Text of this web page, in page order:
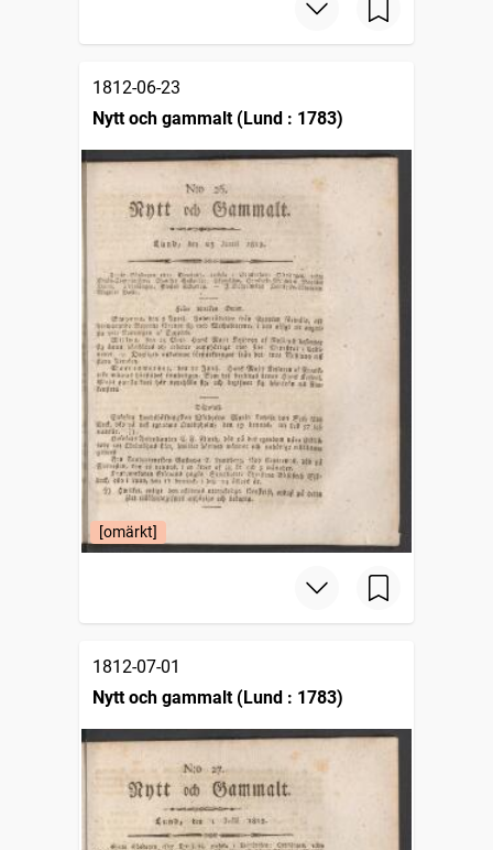
1812-06-23
Nytt och gammalt (Lund : 1783)
[omärkt]
1812-07-01
Nytt och gammalt (Lund : 1783)